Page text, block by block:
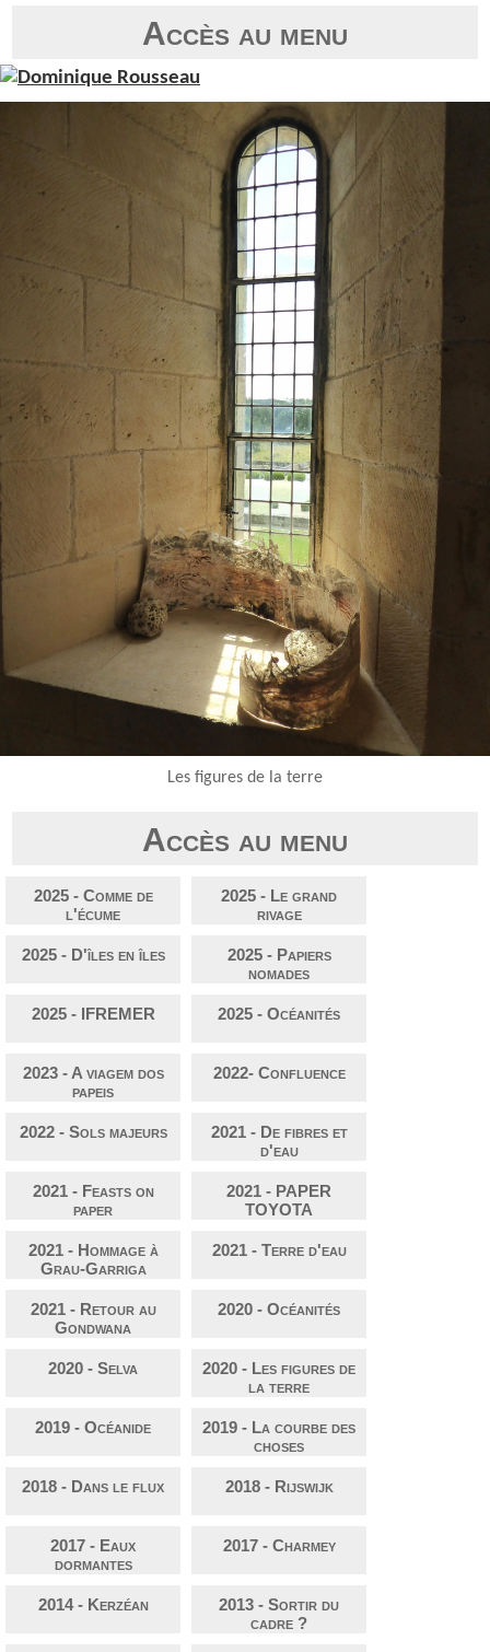
Accès au menu
Les figures de la terre
Accès au menu
2025 - Comme de
l'écume
2025 - Le grand
rivage
2025 - D'îles en îles
2025 - Papiers
nomades
2025 - IFREMER 2025 - Océanités
2023 - A viagem dos
papeis
2022- Confluence
2022 - Sols majeurs
2021 - De fibres et
d'eau
2021 - Feasts on
paper
2021 - PAPER
TOYOTA
2021 - Hommage à
Grau-Garriga
2021 - Terre d'eau
2021 - Retour au
Gondwana
2020 - Océanités
2020 - Selva
2020 - Les figures de
la terre
2019 - Océanide
2019 - La courbe des
choses
2018 - Dans le flux 2018 - Rijswijk
2017 - Eaux
dormantes
2017 - Charmey
2014 - Kerzéan
2013 - Sortir du
cadre ?